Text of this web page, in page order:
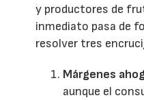
y productores de
inmediato pasa de
resolver tres
Márgenes
aunque el